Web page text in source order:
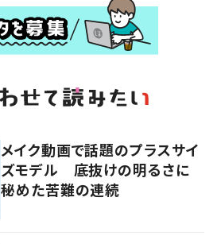
メイク動画で話題のプラスサイ
ズモデル 底抜けの明るさに
秘めた苦難の連続